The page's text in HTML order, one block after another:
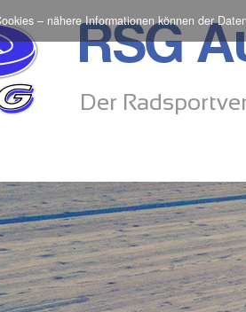
– nähere Informationen können der
RSG
Der